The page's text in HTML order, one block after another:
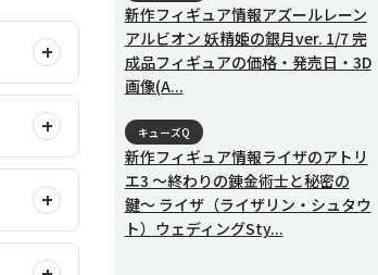
新作フィギュア情報アズールレーン
アルビオン 妖精姫の銀月ver. 1/7 完
成品フィギュアの価格・発売日・3D
画像(A...
キューズQ
新作フィギュア情報ライザのアトリ
エ3 〜終わりの錬金術士と秘密の
鍵〜 ライザ（ライザリン・シュタウ
ト）ウェディングSty...